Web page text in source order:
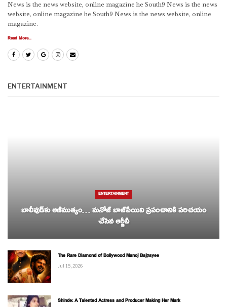
News is the news website, online magazine he South9 News is the news
website, online magazine he South9 News is the news website, online
magazine.
Read More...
ENTERTAINMENT
ENTERTAINMENT
బాలీవుడ్‌కు ఆణిముత్యం… మనోజ్ బాజ్‌పేయిని ప్రపంచానికి పరిచయం
చేసిన ఆర్జీవీ
The Rare Diamond of Bollywood Manoj Bajpayee
Jul 15, 2026
Shinde: A Talented Actress and Producer Making Her Mark